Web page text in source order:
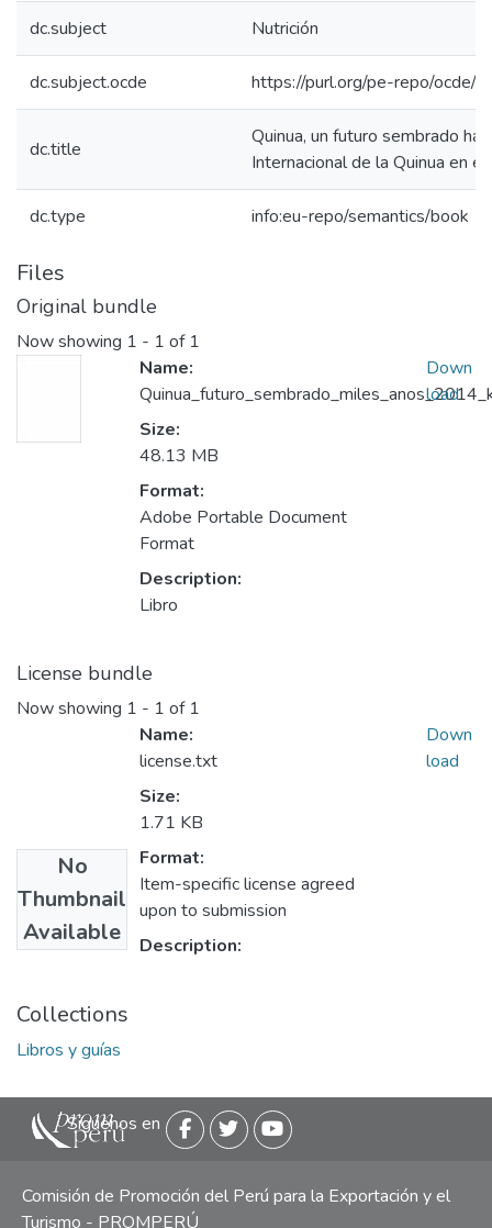
dc.subject Nutrición
dc.subject.ocde https://purl.org/pe-repo/ocde/
dc.title
Quinua, un futuro sembrado
Internacional de la Quinua en
dc.type info:eu-repo/semantics/book
Files
Original bundle
Now showing 1 - 1 of 1
Name:
Size:
48.13 MB
Format:
Adobe Portable Document
Format
Description:
Libro
Down
load
License bundle
Now showing 1 - 1 of 1
No
Thumbnail
Available
Name:
license.txt
Size:
1.71 KB
Format:
Item-specific license agreed
upon to submission
Description:
Down
load
Collections
Libros y guías
Siguenos en
Comisión de Promoción del Perú para la Exportación y el
Turismo - PROMPERÚ